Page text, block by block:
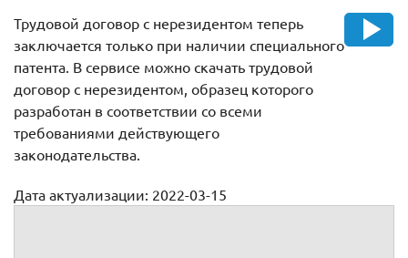
Трудовой договор с нерезидентом теперь
заключается только при наличии специального
патента. В сервисе можно скачать трудовой
договор с нерезидентом, образец которого
разработан в соответствии со всеми
требованиями действующего
законодательства.
Дата актуализации: 2022-03-15